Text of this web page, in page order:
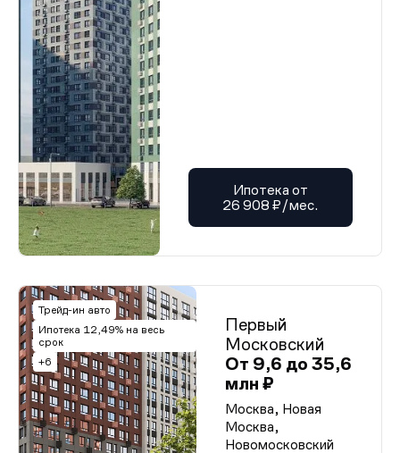
Ипотека от
26 908 ₽/мес.
Трейд-ин авто
Ипотека 12,49% на весь
срок
+6
Первый
Московский
От 9,6 до 35,6
млн ₽
Москва, Новая
Москва,
Новомосковский